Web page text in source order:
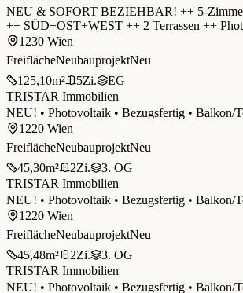
NEU & SOFORT BEZIEHBAR! ++ 5-
++ SÜD+OST+WEST ++ 2 Terrassen ++
Wärmepumpe ++ Küche ++ PKW Stellplatz ++
Perfektastraße 1230 Wien ++
1230 Wien
FreiflächeNeubauprojektNeu
125,10m² 5Zi. EG
TRISTAR Immobilien
NEU! • Photovoltaik • Bezugsfertig • Balkon/
1220 Wien
FreiflächeNeubauprojektNeu
45,30m² 2Zi. 3. OG
TRISTAR Immobilien
NEU! • Photovoltaik • Bezugsfertig • Balkon/
1220 Wien
FreiflächeNeubauprojektNeu
45,48m² 2Zi. 3. OG
TRISTAR Immobilien
NEU! • Photovoltaik • Bezugsfertig • Balkon/